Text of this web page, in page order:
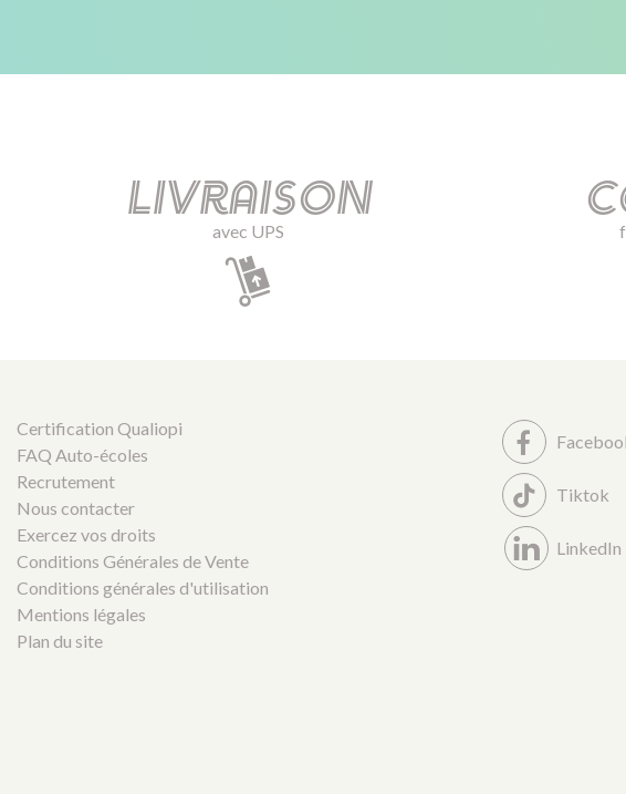
Livraison
avec UPS
Certification Qualiopi
FAQ Auto-écoles
Recrutement
Nous contacter
Exercez vos droits
Conditions Générales de Vente
Conditions générales d'utilisation
Mentions légales
Plan du site
Tiktok
LinkedIn